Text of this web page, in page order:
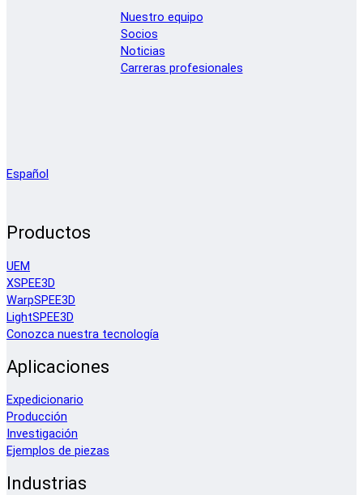
Nuestro equipo
Socios
Noticias
Carreras profesionales
Español
Productos
UEM
XSPEE3D
WarpSPEE3D
LightSPEE3D
Conozca nuestra tecnología
Aplicaciones
Expedicionario
Producción
Investigación
Ejemplos de piezas
Industrias